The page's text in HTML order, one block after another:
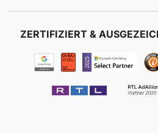
ZERTIFIZIERT &